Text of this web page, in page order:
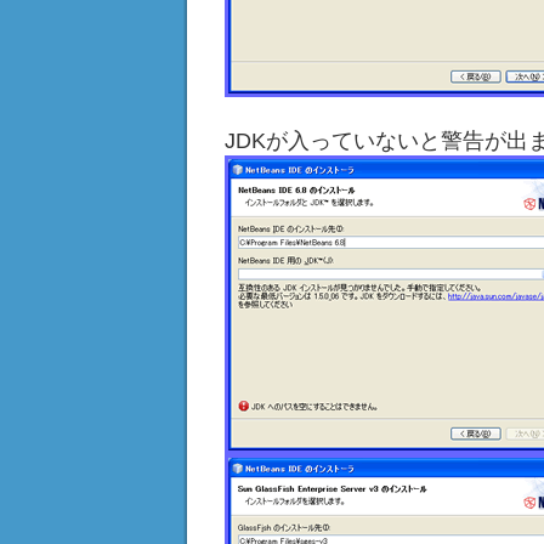
JDKが入っていないと警告が出